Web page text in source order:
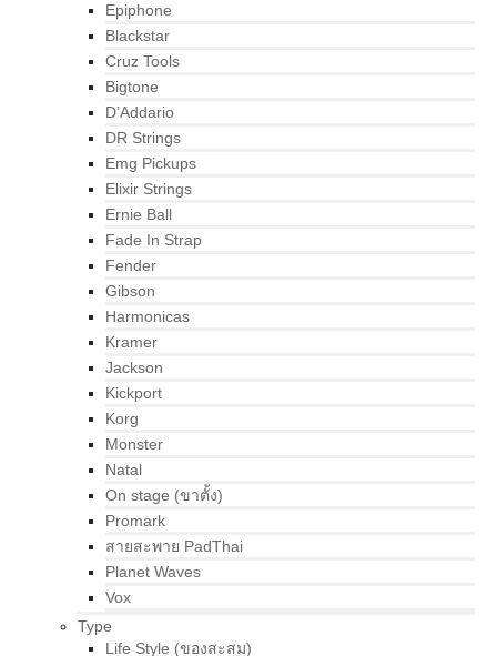
Epiphone
Blackstar
Cruz Tools
Bigtone
D’Addario
DR Strings
Emg Pickups
Elixir Strings
Ernie Ball
Fade In Strap
Fender
Gibson
Harmonicas
Kramer
Jackson
Kickport
Korg
Monster
Natal
On stage (ขาตั้ง)
Promark
สายสะพาย PadThai
Planet Waves
Vox
Type
Life Style (ของสะสม)